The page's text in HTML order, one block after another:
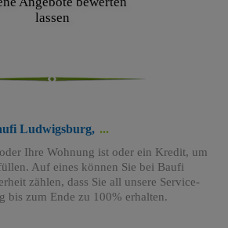
lassen
Ludwigsburg,
Ihre Wohnung ist oder ein Kredit, um
Auf eines können Sie bei Baufi
zählen, dass Sie all unsere Service-
bis zum Ende zu 100% erhalten.